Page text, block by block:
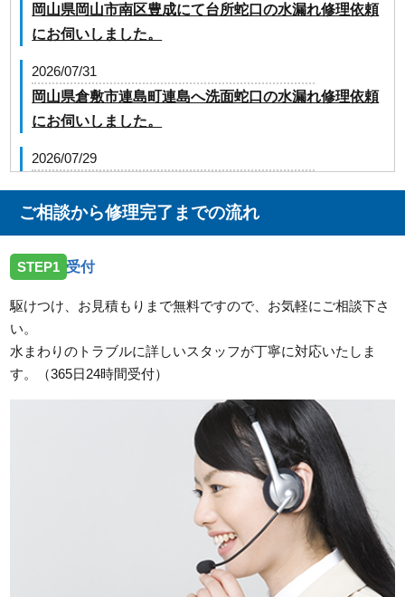
岡山県岡山市南区豊成にて台所蛇口の水漏れ修理依頼
にお伺いしました。
2026/07/31
岡山県倉敷市連島町連島へ洗面蛇口の水漏れ修理依頼
にお伺いしました。
2026/07/29
しました。
岡山県高梁市落合町近似へトイレの点検依頼でお伺い
岡山県和気郡和気町衣笠へ台所蛇口の点検依頼でお伺
いしました。
岡山県総社市中央へ屋外蛇口の水漏れ点検依頼でお伺
岡山県津山市神戸へ屋外井戸ポンプの点検依頼でお伺
ご相談から修理完了までの流れ
STEP1 受付
駆けつけ、お見積もりまで無料ですので、お気軽にご相談下さ
い。
水まわりのトラブルに詳しいスタッフが丁寧に対応いたしま
す。（365日24時間受付）